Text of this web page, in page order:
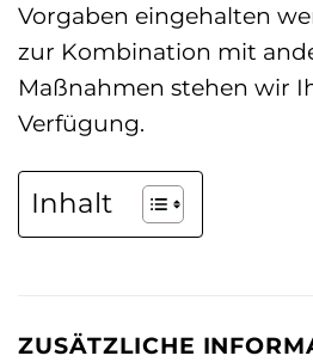
Vorgaben eingehalten
zur Kombination mit
Maßnahmen stehen wir
Verfügung.
Inhalt
ZUSÄTZLICHE